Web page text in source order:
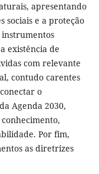
apresentando
sociais e a proteção
existência de
com relevante
contudo carentes
o
Agenda 2030,
Por fim,
as diretrizes